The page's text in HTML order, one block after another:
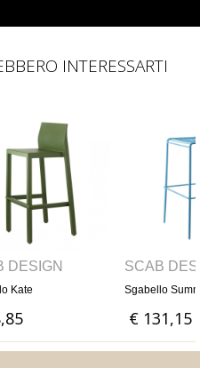
INTERESSARTI
DESIGN
Summer
131,15
SCAB
Sgabello
€